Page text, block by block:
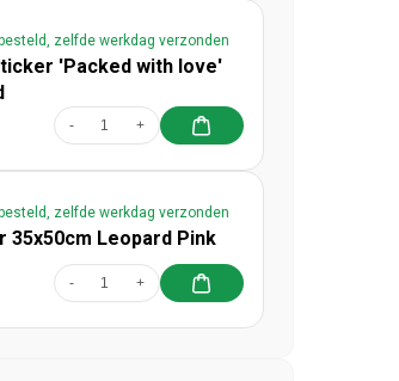
zelfde werkdag verzonden
'Packed with love'
- +
zelfde werkdag verzonden
35x50cm Leopard Pink
- +